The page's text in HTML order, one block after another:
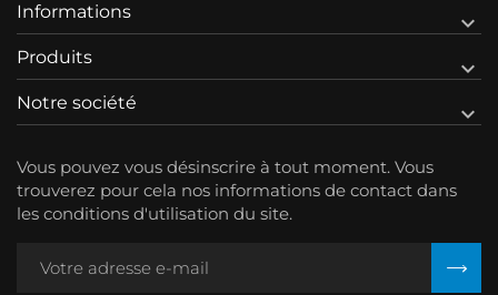
Informations 
Produits 
Notre société 
Vous pouvez vous désinscrire à tout moment. Vous
trouverez pour cela nos informations de contact dans
les conditions d'utilisation du site.